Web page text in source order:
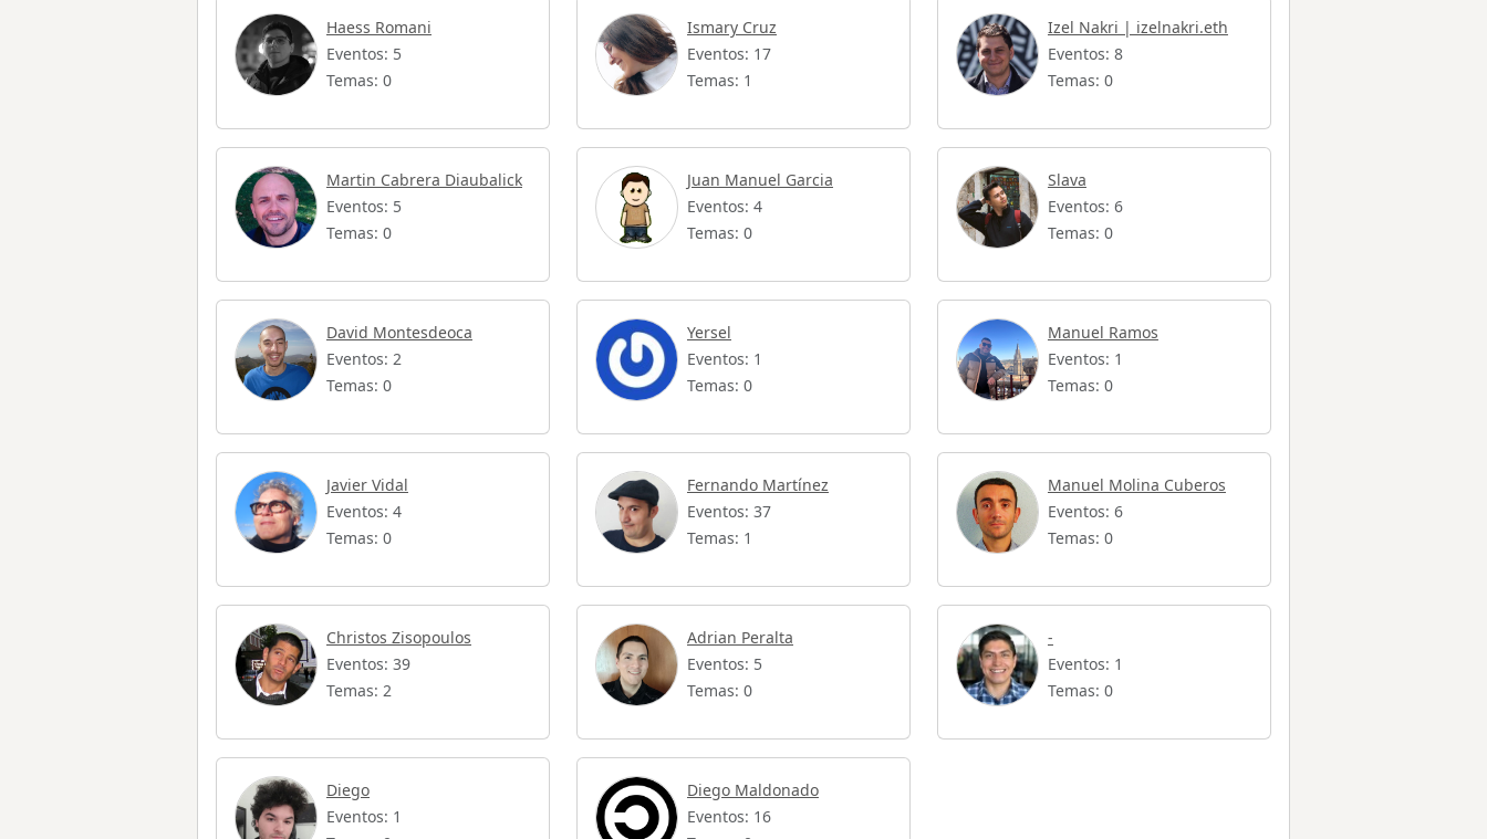
Haess Romani
Eventos: 5
Temas: 0
Ismary Cruz
Eventos: 17
Temas: 1
Izel Nakri | izelnakri.eth
Eventos: 8
Temas: 0
Martin Cabrera Diaubalick
Eventos: 5
Temas: 0
Juan Manuel Garcia
Eventos: 4
Temas: 0
Slava
Eventos: 6
Temas: 0
David Montesdeoca
Eventos: 2
Temas: 0
Yersel
Eventos: 1
Temas: 0
Manuel Ramos
Eventos: 1
Temas: 0
Javier Vidal
Eventos: 4
Temas: 0
Fernando Martínez
Eventos: 37
Temas: 1
Manuel Molina Cuberos
Eventos: 6
Temas: 0
Christos Zisopoulos
Eventos: 39
Temas: 2
Adrian Peralta
Eventos: 5
Temas: 0
-
Eventos: 1
Temas: 0
Diego
Eventos: 1
Diego Maldonado
Eventos: 16